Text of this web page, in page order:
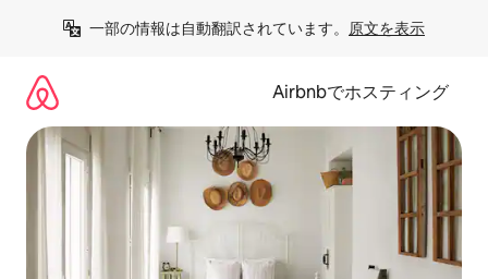
一部の情報は自動翻訳されています。 原文を表示
Airbnbでホスティング